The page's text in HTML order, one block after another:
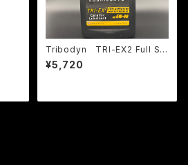
Tribodyn TRI-EX2 Full Sy
nthetic Motor Oil Heavy-D
uty
¥5,720